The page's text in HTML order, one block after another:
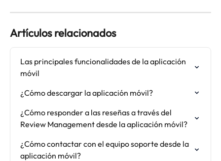
Artículos relacionados
Las principales funcionalidades de la aplicación
móvil
¿Cómo descargar la aplicación móvil?
¿Cómo responder a las reseñas a través del
Review Management desde la aplicación móvil?
¿Cómo contactar con el equipo soporte desde la
aplicación móvil?